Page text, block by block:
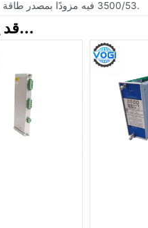
3500/53 فيه مزودًا بمصدر طاقة احتياطي (مزدوج).
قد يعجبك أيضًا...